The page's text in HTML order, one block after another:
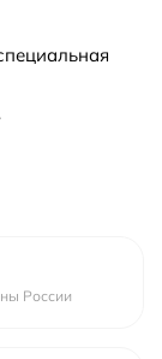
России